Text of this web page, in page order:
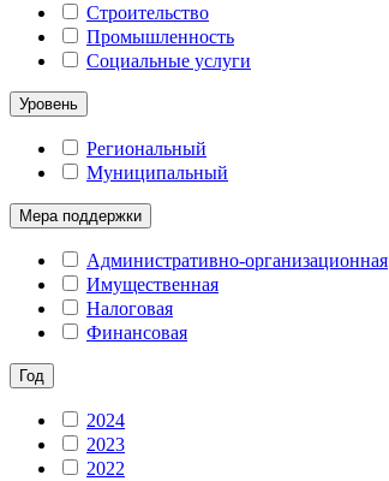
Строительство
Промышленность
Социальные услуги
Уровень
Региональный
Муниципальный
Мера поддержки
Административно-организационная
Имущественная
Налоговая
Финансовая
Год
2024
2023
2022